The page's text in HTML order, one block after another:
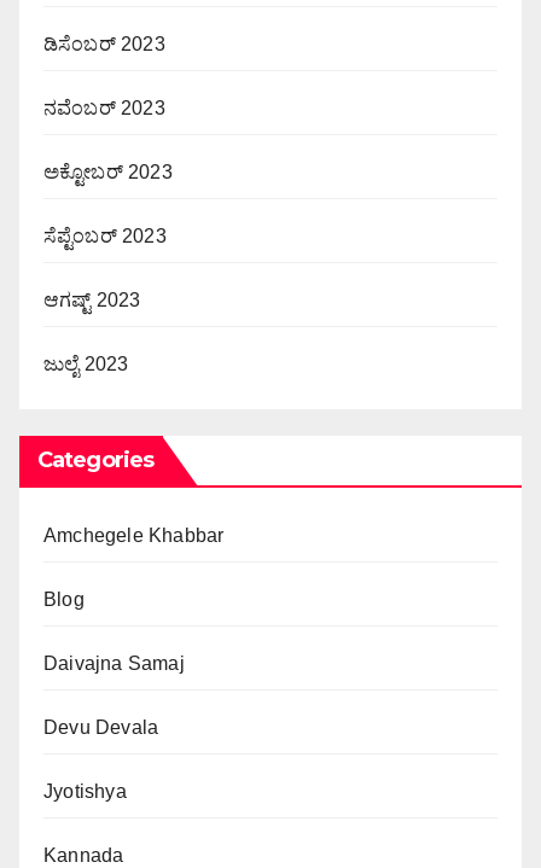
ಡಿಸೆಂಬರ್ 2023
ನವೆಂಬರ್ 2023
ಅಕ್ಟೋಬರ್ 2023
ಸೆಪ್ಟೆಂಬರ್ 2023
ಆಗಷ್ಟ್ 2023
ಜುಲೈ 2023
Categories
Amchegele Khabbar
Blog
Daivajna Samaj
Devu Devala
Jyotishya
Kannada